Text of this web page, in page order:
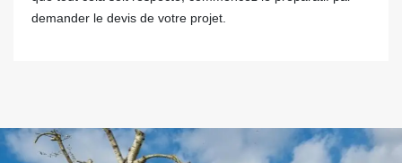
demander le devis de votre projet.